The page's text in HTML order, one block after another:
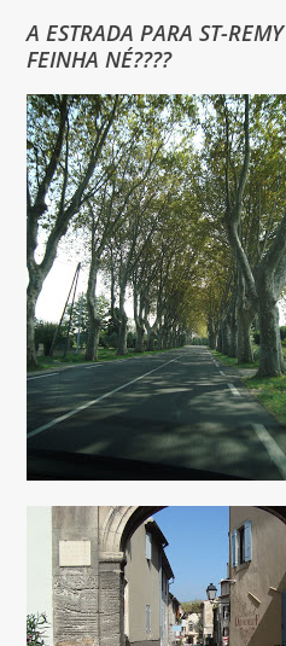
A ESTRADA PARA ST-REMY
FEINHA NÉ????